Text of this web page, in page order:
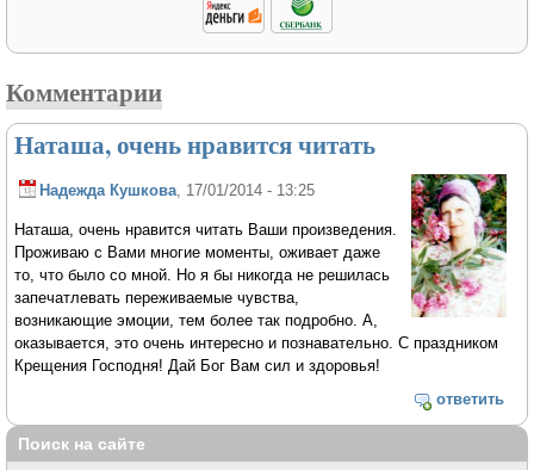
Комментарии
Наташа, очень нравится читать
Надежда Кушкова , 17/01/2014 - 13:25
Наташа, очень нравится читать Ваши произведения.
Проживаю с Вами многие моменты, оживает даже
то, что было со мной. Но я бы никогда не решилась
запечатлевать переживаемые чувства,
возникающие эмоции, тем более так подробно. А,
оказывается, это очень интересно и познавательно. С праздником
Крещения Господня! Дай Бог Вам сил и здоровья!
ответить
Поиск на сайте